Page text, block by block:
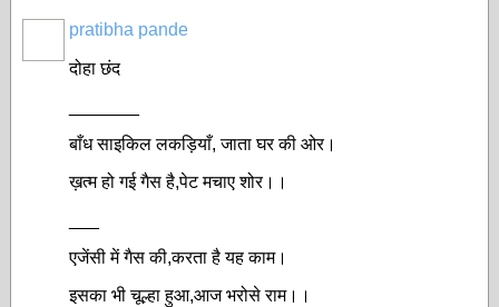
pratibha pande
दोहा छंद
बाँध साइकिल लकड़ियाँ, जाता घर की ओर।
ख़त्म हो गई गैस है,पेट मचाए शोर।।
एजेंसी में गैस की,करता है यह काम।
इसका भी चूल्हा हुआ,आज भरोसे राम।।